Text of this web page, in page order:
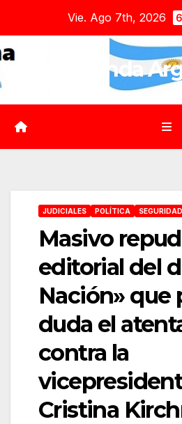
contenido
Vie. Ago 7th, 2026
Agenda
JUDICIALES POLÍTICA SEGURIDAD
Masivo
editorial del
Nación» que
duda el
contra la
Cristina